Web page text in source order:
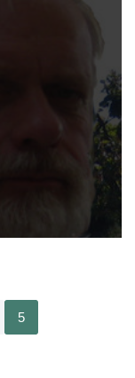
5